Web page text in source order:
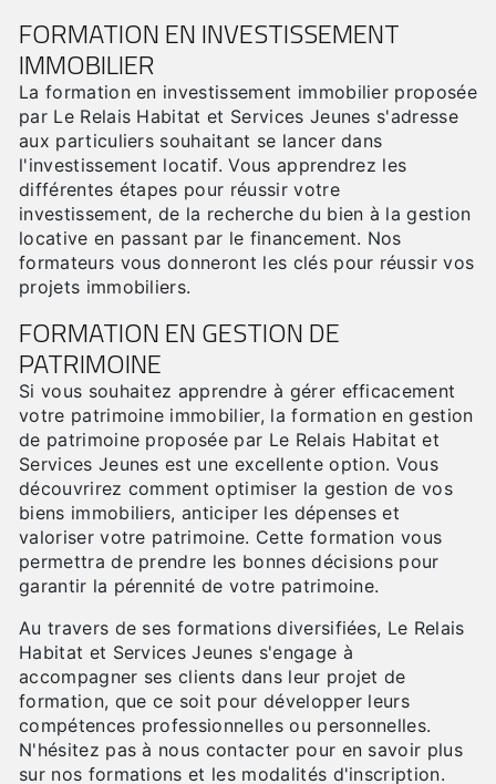
FORMATION EN INVESTISSEMENT
IMMOBILIER
La formation en investissement immobilier proposée
par Le Relais Habitat et Services Jeunes s'adresse
aux particuliers souhaitant se lancer dans
l'investissement locatif. Vous apprendrez les
différentes étapes pour réussir votre
investissement, de la recherche du bien à la gestion
locative en passant par le financement. Nos
formateurs vous donneront les clés pour réussir vos
projets immobiliers.
FORMATION EN GESTION DE
PATRIMOINE
Si vous souhaitez apprendre à gérer efficacement
votre patrimoine immobilier, la formation en gestion
de patrimoine proposée par Le Relais Habitat et
Services Jeunes est une excellente option. Vous
découvrirez comment optimiser la gestion de vos
biens immobiliers, anticiper les dépenses et
valoriser votre patrimoine. Cette formation vous
permettra de prendre les bonnes décisions pour
garantir la pérennité de votre patrimoine.
Au travers de ses formations diversifiées, Le Relais
Habitat et Services Jeunes s'engage à
accompagner ses clients dans leur projet de
formation, que ce soit pour développer leurs
compétences professionnelles ou personnelles.
N'hésitez pas à nous contacter pour en savoir plus
sur nos formations et les modalités d'inscription.